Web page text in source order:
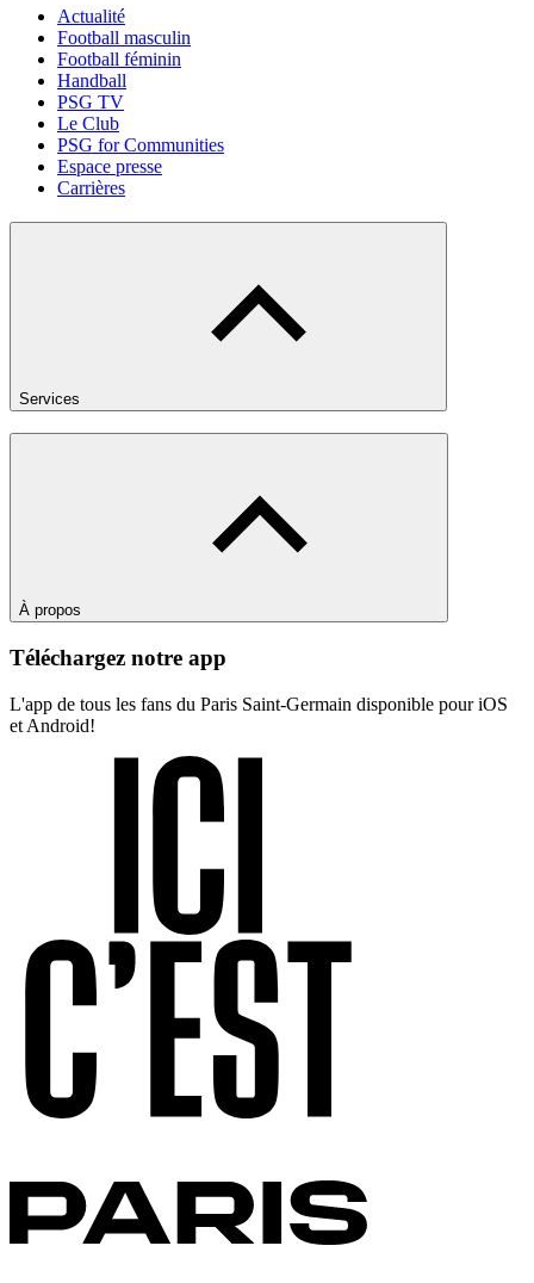
Actualité
Football masculin
Football féminin
Handball
PSG TV
Le Club
PSG for Communities
Espace presse
Carrières
Services
À propos
Téléchargez notre app
L'app de tous les fans du Paris Saint-Germain disponible pour iOS
et Android!